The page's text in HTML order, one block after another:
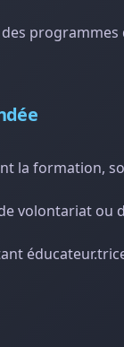
la formation,
volontariat ou